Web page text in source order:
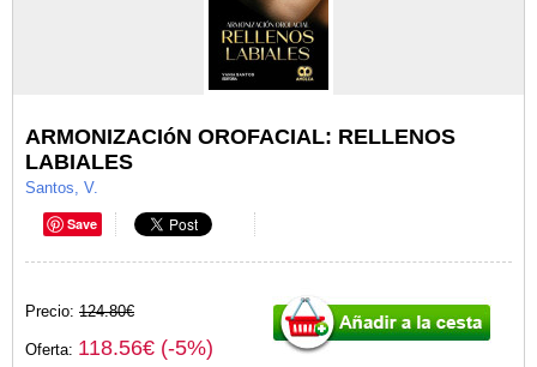
ARMONIZACIóN OROFACIAL: RELLENOS
LABIALES
Santos, V.
Save
Precio: 124.80€
Oferta: 118.56€ (-5%)